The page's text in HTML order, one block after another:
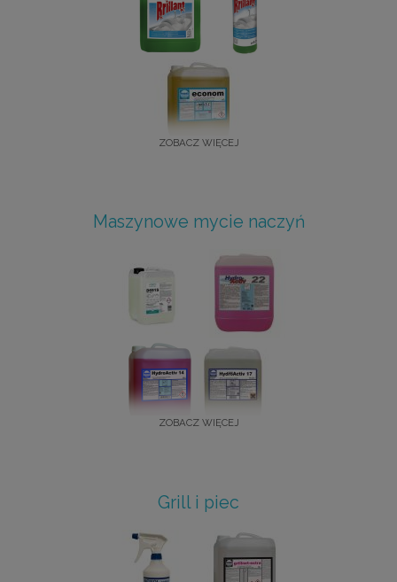
ZOBACZ WIĘCEJ
Maszynowe mycie naczyń
ZOBACZ WIĘCEJ
Grill i piec